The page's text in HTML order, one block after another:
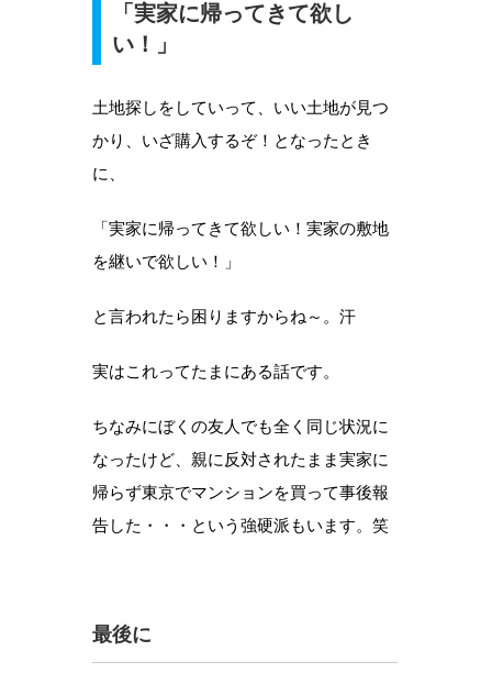
「実家に帰ってきて欲し
い！」
土地探しをしていって、いい土地が見つ
かり、いざ購入するぞ！となったとき
に、
「実家に帰ってきて欲しい！実家の敷地
を継いで欲しい！」
と言われたら困りますからね～。汗
実はこれってたまにある話です。
ちなみにぼくの友人でも全く同じ状況に
なったけど、親に反対されたまま実家に
帰らず東京でマンションを買って事後報
告した・・・という強硬派もいます。笑
最後に